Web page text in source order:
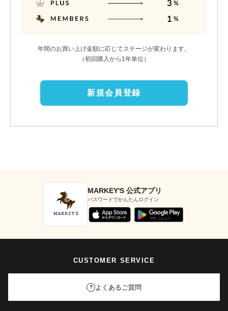
年間のお買い上げ金額に応じてステージが変わります。
（初回購入から1年単位）
新規会員登録
MARKEY'S 公式アプリ
パスワードでかんたんログイン
CUSTOMER SERVICE
? よくあるご質問